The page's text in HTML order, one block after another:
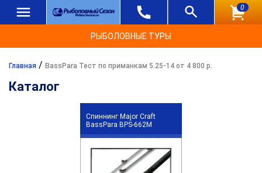
0
РЫБОЛОВНЫЕ ТУРЫ
Главная / BassPara Тест по приманкам 5.25-14 от 4 800 р.
Каталог
Спиннинг Major Craft
BassPara BPS-662M